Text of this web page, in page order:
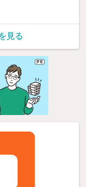
見る